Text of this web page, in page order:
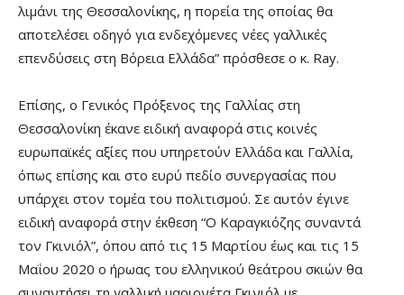
λιμάνι της Θεσσαλονίκης, η πορεία της οποίας θα
αποτελέσει οδηγό για ενδεχόμενες νέες γαλλικές
επενδύσεις στη Βόρεια Ελλάδα” πρόσθεσε ο κ. Ray.
Επίσης, ο Γενικός Πρόξενος της Γαλλίας στη
Θεσσαλονίκη έκανε ειδική αναφορά στις κοινές
ευρωπαϊκές αξίες που υπηρετούν Ελλάδα και Γαλλία,
όπως επίσης και στο ευρύ πεδίο συνεργασίας που
υπάρχει στον τομέα του πολιτισμού. Σε αυτόν έγινε
ειδική αναφορά στην έκθεση “Ο Καραγκιόζης συναντά
τον Γκινιόλ”, όπου από τις 15 Μαρτίου έως και τις 15
Μαΐου 2020 ο ήρωας του ελληνικού θεάτρου σκιών θα